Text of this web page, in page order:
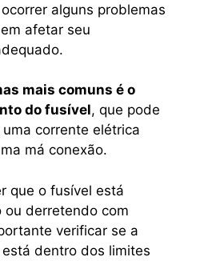
alguns problemas
afetar seu
mais comuns é o
do fusível, que pode
corrente elétrica
má conexão.
que o fusível está
ou derretendo com
verificar se a
dentro dos limites